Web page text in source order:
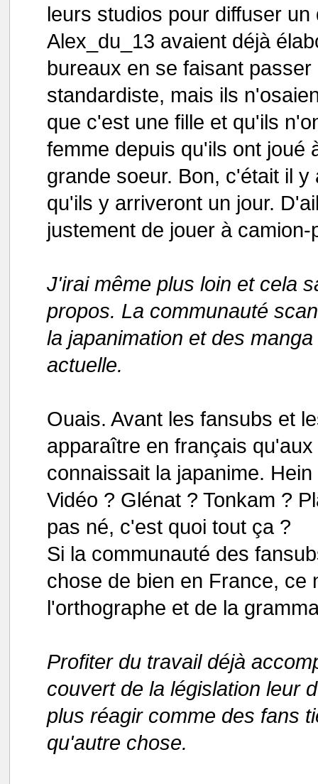
leurs studios pour diffuser
Alex_du_13 avaient déjà
bureaux en se faisant
standardiste, mais ils
que c'est une fille et qu'ils
femme depuis qu'ils ont joué
grande soeur. Bon, c'était il
qu'ils y arriveront un jour.
justement de jouer à
J'irai même plus loin et cela
propos. La communauté
la japanimation et des
actuelle.
Ouais. Avant les fansubs et
apparaître en français
connaissait la japanime.
Vidéo ? Glénat ? Tonkam ?
pas né, c'est quoi tout ça ?
Si la communauté des
chose de bien en France, ce
l'orthographe et de la
Profiter du travail déjà
couvert de la législation leur
plus réagir comme des fans
qu'autre chose.